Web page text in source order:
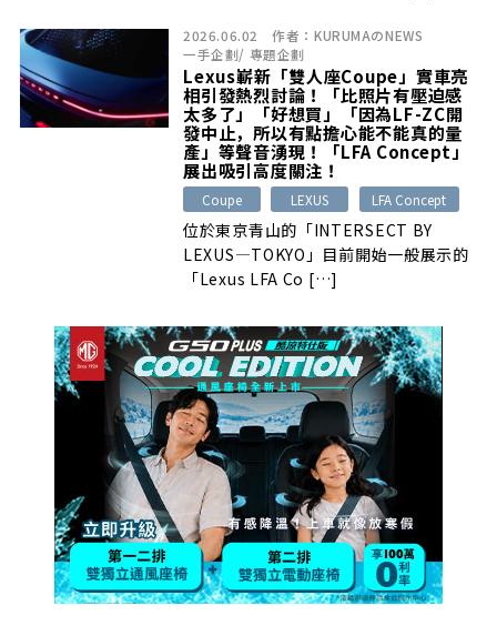
2026.06.02 作者： KURUMAのNEWS
一手企劃/ 專題企劃
Lexus嶄新「雙人座Coupe」實車亮
相引發熱烈討論！「比照片有壓迫感
太多了」「好想買」「因為LF-ZC開
發中止，所以有點擔心能不能真的量
產」等聲音湧現！「LFA Concept」
展出吸引高度關注！
Coupe LEXUS LFA Concept
位於東京青山的「INTERSECT BY
LEXUS―TOKYO」目前開始一般展示的
「Lexus LFA Co […]